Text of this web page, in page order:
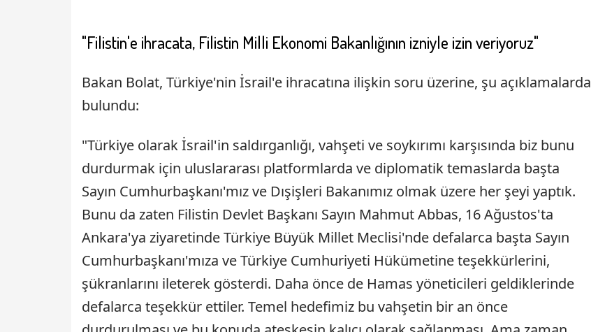
"Filistin'e ihracata, Filistin Milli Ekonomi Bakanlığının izniyle izin veriyoruz"
Bakan Bolat, Türkiye'nin İsrail'e ihracatına ilişkin soru üzerine, şu açıklamalarda
bulundu:
"Türkiye olarak İsrail'in saldırganlığı, vahşeti ve soykırımı karşısında biz bunu
durdurmak için uluslararası platformlarda ve diplomatik temaslarda başta
Sayın Cumhurbaşkanı'mız ve Dışişleri Bakanımız olmak üzere her şeyi yaptık.
Bunu da zaten Filistin Devlet Başkanı Sayın Mahmut Abbas, 16 Ağustos'ta
Ankara'ya ziyaretinde Türkiye Büyük Millet Meclisi'nde defalarca başta Sayın
Cumhurbaşkanı'mıza ve Türkiye Cumhuriyeti Hükümetine teşekkürlerini,
şükranlarını ileterek gösterdi. Daha önce de Hamas yöneticileri geldiklerinde
defalarca teşekkür ettiler. Temel hedefimiz bu vahşetin bir an önce